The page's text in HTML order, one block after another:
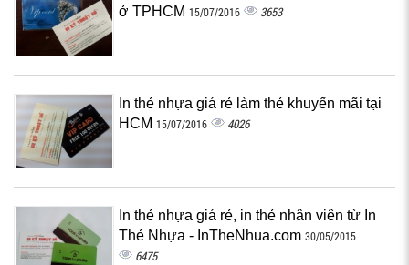
ở TPHCM 15/07/2016 3653
In thẻ nhựa giá rẻ làm thẻ khuyến mãi tại
HCM 15/07/2016 4026
In thẻ nhựa giá rẻ, in thẻ nhân viên từ In
Thẻ Nhựa - InTheNhua.com 30/05/2015
6475